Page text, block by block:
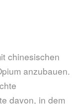
chinesischen
anzubauen.
davon, in dem